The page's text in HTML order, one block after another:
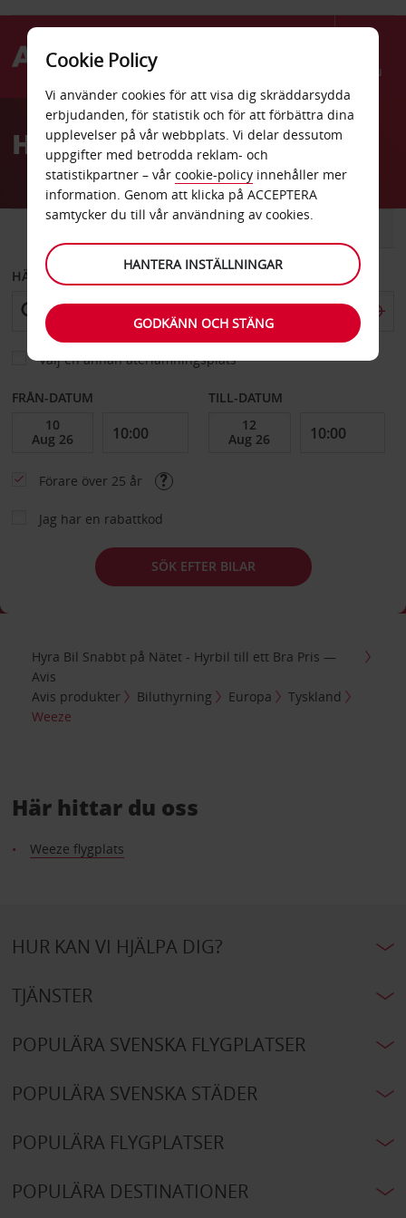
Menu
AvisHyrbil Weeze
BIL
HÄMTA FRÅN
Välj en annan återlämningsplats
FRÅN-DATUM TILL-DATUM
Förare över 25 år
Jag har en rabattkod
SÖK EFTER BILAR
Hyra Bil Snabbt på Nätet - Hyrbil till ett Bra Pris —
Avis
Avis produkter
Biluthyrning Europa
Tyskland
Weeze
Här hittar du oss
Weeze flygplats
HUR KAN VI HJÄLPA DIG?
TJÄNSTER
POPULÄRA SVENSKA FLYGPLATSER
POPULÄRA SVENSKA STÄDER
POPULÄRA FLYGPLATSER
POPULÄRA DESTINATIONER
Cookie Policy
Vi använder cookies för att visa dig skräddarsydda
erbjudanden, för statistik och för att förbättra dina
upplevelser på vår webbplats. Vi delar dessutom
uppgifter med betrodda reklam- och
statistikpartner – vår cookie-policy innehåller mer
information. Genom att klicka på ACCEPTERA
samtycker du till vår användning av cookies.
HANTERA INSTÄLLNINGAR
GODKÄNN OCH STÄNG